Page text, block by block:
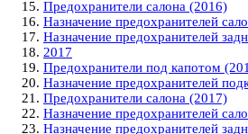
Предохранители салона (2016)
Назначение предохранителей
Назначение предохранителей
2017
Предохранители под капотом
Назначение предохранителей
Предохранители салона (2017)
Назначение предохранителей
Назначение предохранителей